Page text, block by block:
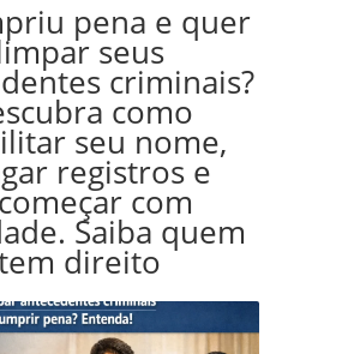
pena e quer
seus
criminais?
como
seu nome,
registros e
com
Saiba quem
direito